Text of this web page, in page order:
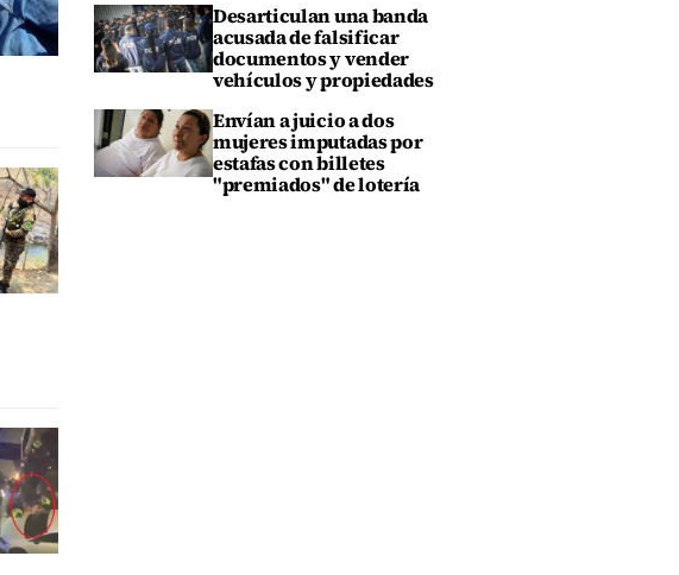
Desarticulan una banda
acusada de falsificar
documentos y vender
vehículos y propiedades
Envían a juicio a dos
mujeres imputadas por
estafas con billetes
"premiados" de lotería